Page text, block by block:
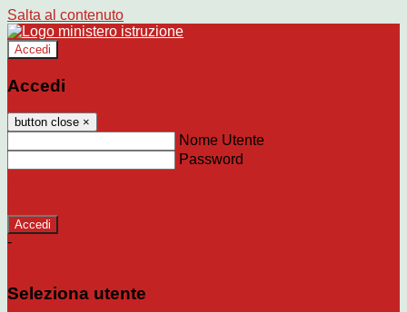
Salta al contenuto
Accedi
Accedi
button close ×
Nome Utente
Password
-
Seleziona utente